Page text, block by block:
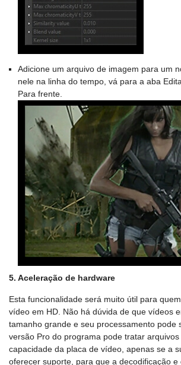
Adicione um arquivo de imagem para um
nele na linha do tempo, vá para a aba
Para frente.
5. Aceleração de hardware
Esta funcionalidade será muito útil para
vídeo em HD. Não há dúvida de que vídeos
tamanho grande e seu processamento pode
versão Pro do programa pode tratar arquivos
capacidade da placa de vídeo, apenas se a
oferecer suporte, para que a decodificação e